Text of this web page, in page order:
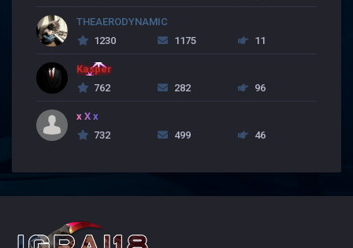
THEAERODYNAMIC
1230
1175 11
Kasper
762
282 96
x X x
732
499 46